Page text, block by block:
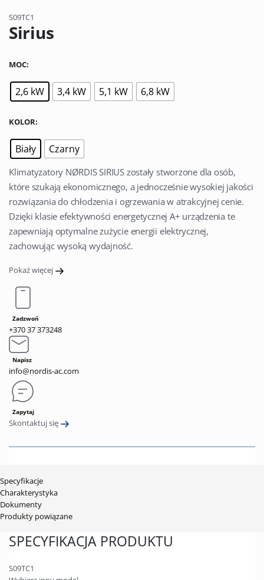
S09TC1
Sirius
MOC
2,6 kW 3,4 kW 5,1 kW 6,8 kW
KOLOR
Biały Czarny
Klimatyzatory NØRDIS SIRIUS zostały stworzone dla osób,
które szukają ekonomicznego, a jednocześnie wysokiej jakości
rozwiązania do chłodzenia i ogrzewania w atrakcyjnej cenie.
Dzięki klasie efektywności energetycznej A+ urządzenia te
zapewniają optymalne zużycie energii elektrycznej,
zachowując wysoką wydajność.
Pokaż więcej
Zadzwoń
+370 37 373248
Napisz
info@nordis-ac.com
Zapytaj
Skontaktuj się
Specyfikacje
Charakterystyka
Dokumenty
Produkty powiązane
SPECYFIKACJA PRODUKTU
S09TC1